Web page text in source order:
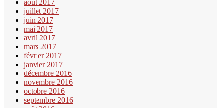
août 2017
juillet 2017
juin 2017
mai 2017
avril 2017
mars 2017
février 2017
janvier 2017
décembre 2016
novembre 2016
octobre 2016
septembre 2016